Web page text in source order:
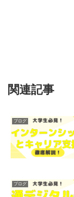
関連記事
ブログ
ブログ